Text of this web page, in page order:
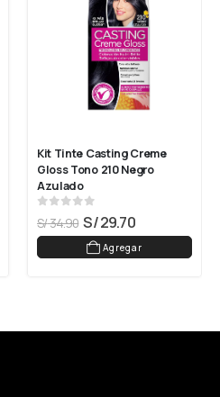
Kit Tinte Casting Creme
Gloss Tono 210 Negro
Azulado
out of 5
S/34.90 S/29.70
Agregar